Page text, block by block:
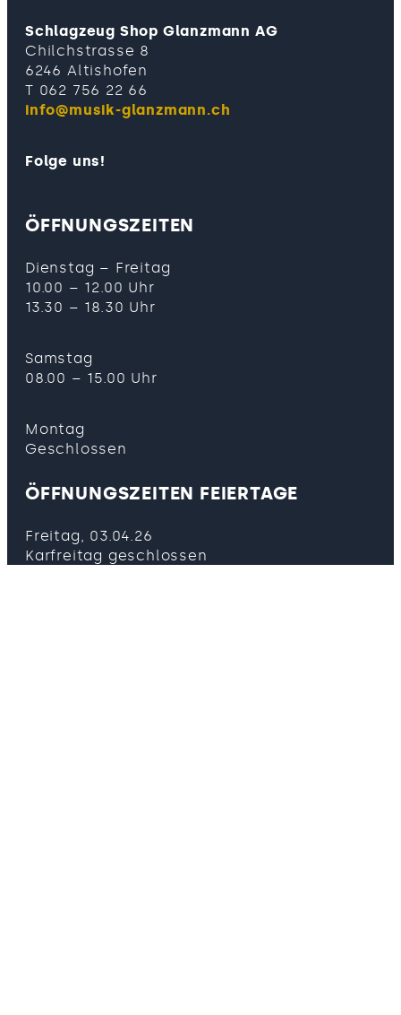
Schlagzeug Shop Glanzmann AG
Chilchstrasse 8
6246 Altishofen
T 062 756 22 66
info@musik-glanzmann.ch
Folge uns!
ÖFFNUNGSZEITEN
Dienstag – Freitag
10.00 – 12.00 Uhr
13.30 – 18.30 Uhr
Samstag
08.00 – 15.00 Uhr
Montag
Geschlossen
ÖFFNUNGSZEITEN FEIERTAGE
Freitag, 03.04.26
Karfreitag geschlossen